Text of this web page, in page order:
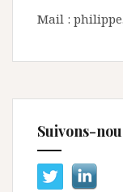
Mail :
Suivons-